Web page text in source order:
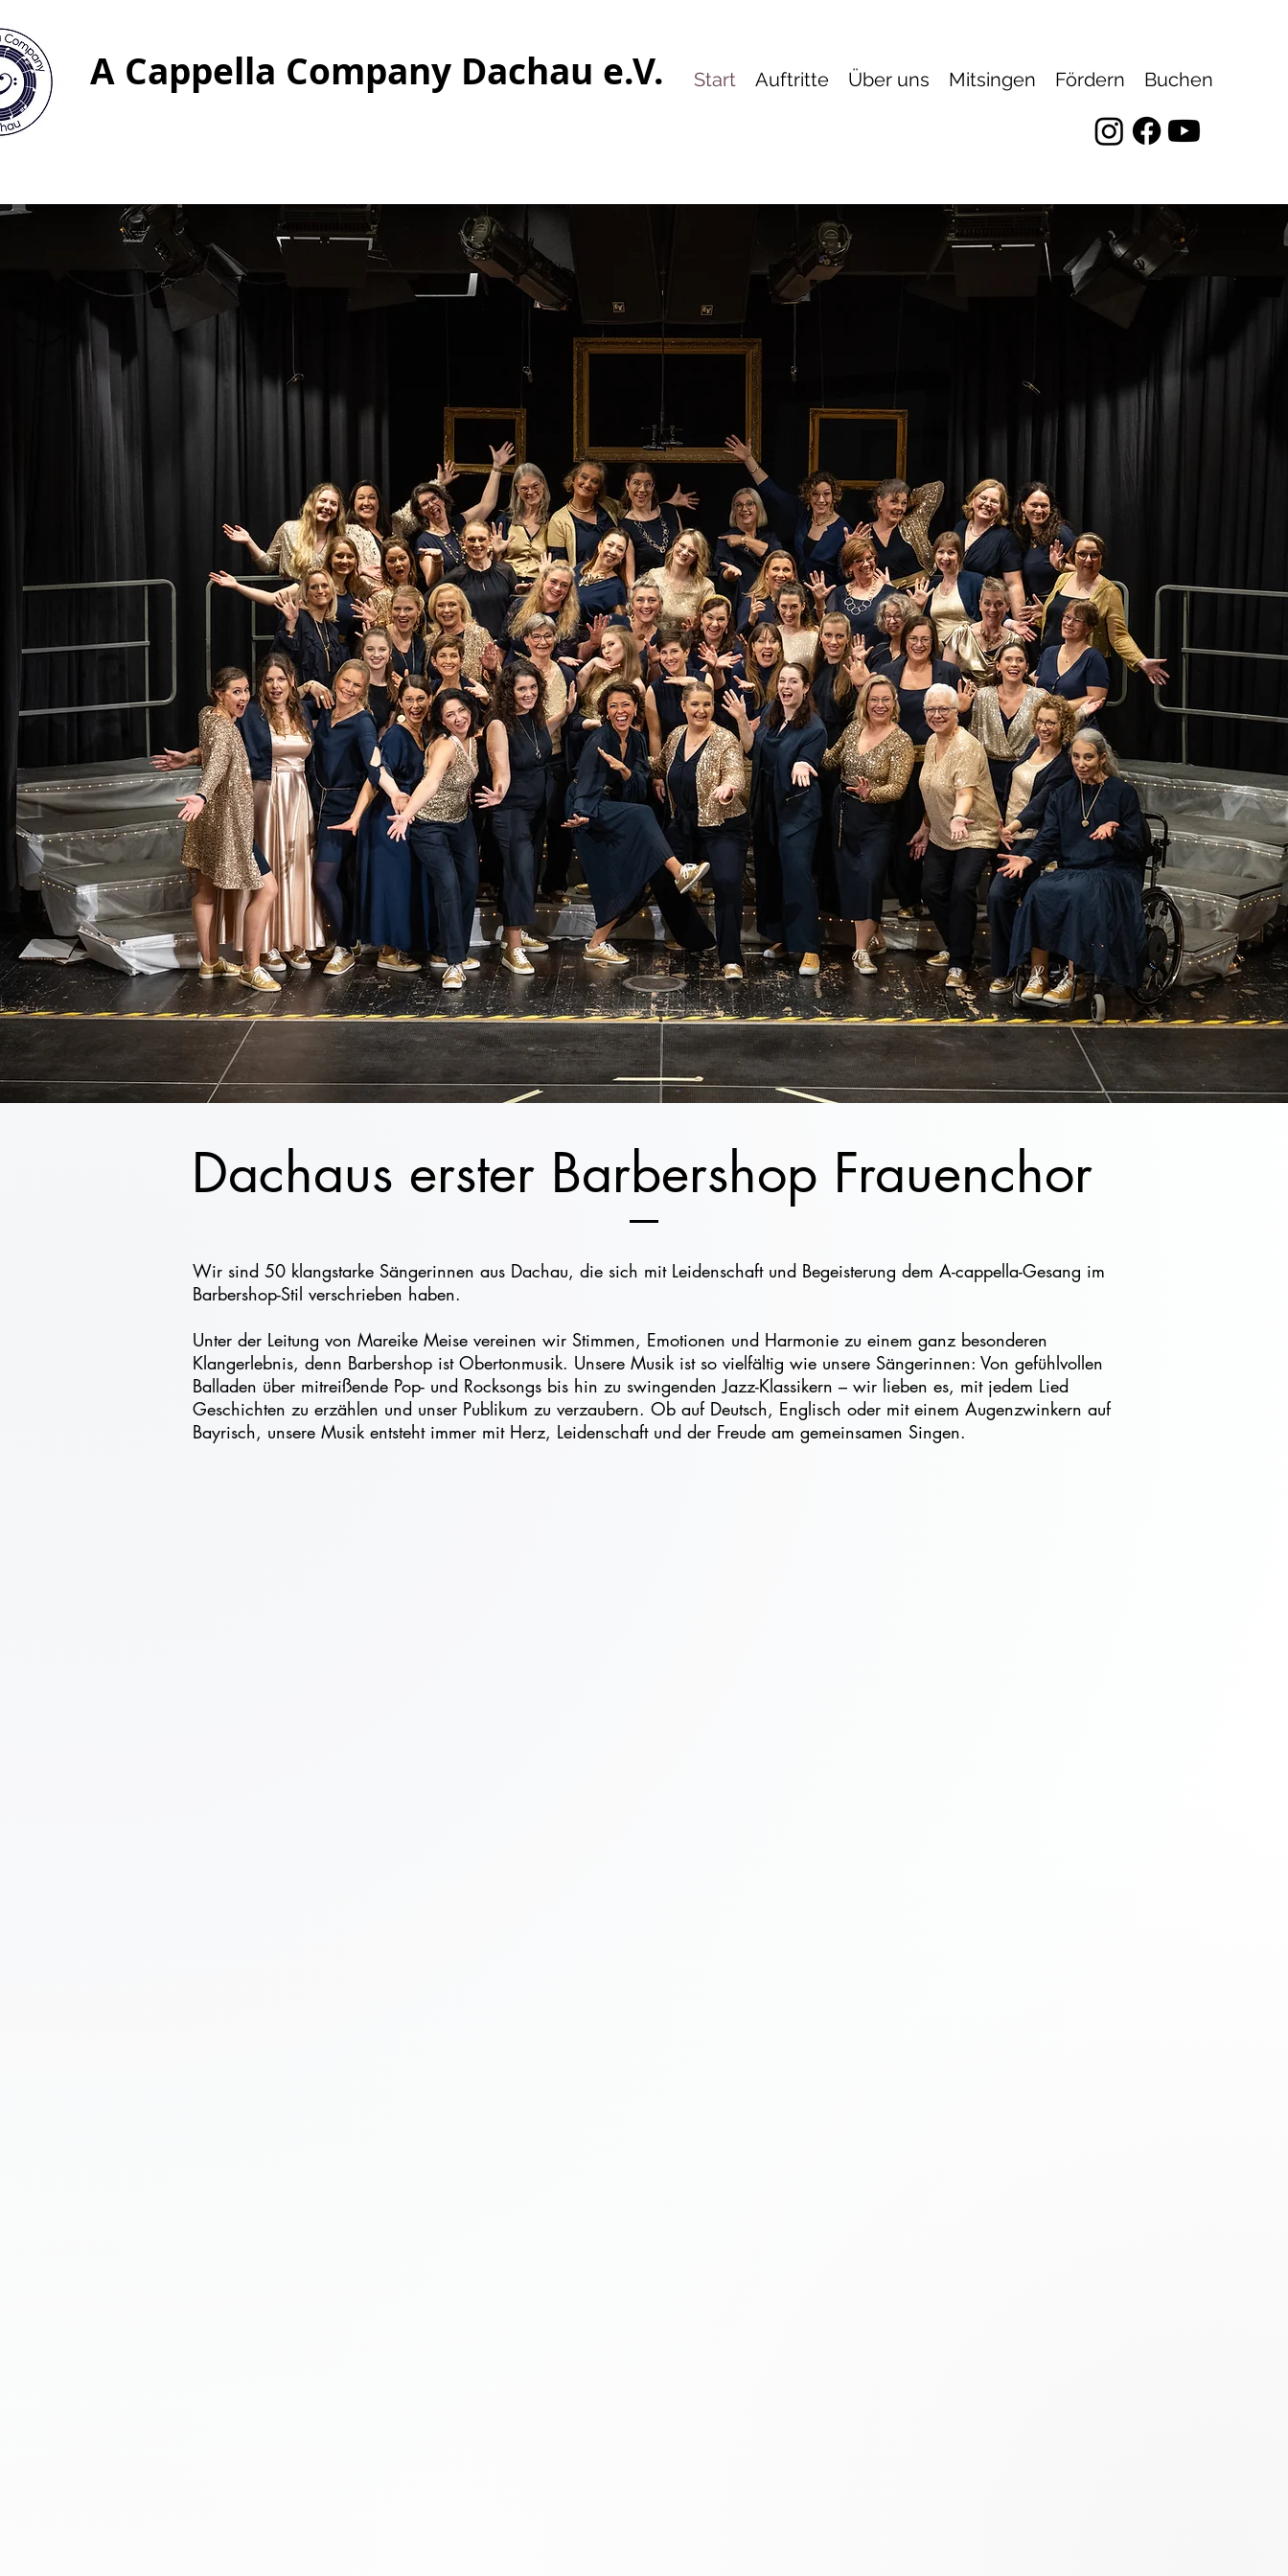
Start Auftritte Über uns Mitsingen Fördern Buchen
A Cappella Company Dachau e.V.
Dachaus erster Barbershop Frauenchor
Wir sind 50 klangstarke Sängerinnen aus Dachau, die sich mit Leidenschaft und Begeisterung dem A-cappella-Gesang im
Barbershop-Stil verschrieben haben.
Unter der Leitung von Mareike Meise vereinen wir Stimmen, Emotionen und Harmonie zu einem ganz besonderen
Klangerlebnis, denn Barbershop ist Obertonmusik. Unsere Musik ist so vielfältig wie unsere Sängerinnen: Von gefühlvollen
Balladen über mitreißende Pop- und Rocksongs bis hin zu swingenden Jazz-Klassikern – wir lieben es, mit jedem Lied
Geschichten zu erzählen und unser Publikum zu verzaubern. Ob auf Deutsch, Englisch oder mit einem Augenzwinkern auf
Bayrisch, unsere Musik entsteht immer mit Herz, Leidenschaft und der Freude am gemeinsamen Singen.